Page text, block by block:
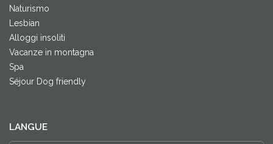
Naturismo
Lesbian
Alloggi insoliti
Vacanze in montagna
Spa
Séjour Dog friendly
LANGUE